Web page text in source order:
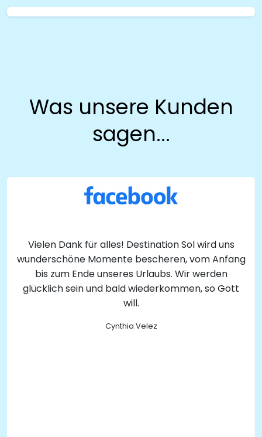
Was unsere Kunden
sagen...
Vielen Dank für alles! Destination Sol wird uns
wunderschöne Momente bescheren, vom Anfang
bis zum Ende unseres Urlaubs. Wir werden
glücklich sein und bald wiederkommen, so Gott
will.
Cynthia Velez